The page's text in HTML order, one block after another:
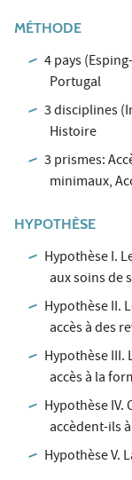
MÉTHODE
4 pays
Portugal
3 disciplines
Histoire
3 prismes:
minimaux,
HYPOTHÈSE
Hypothèse I.
aux soins de
Hypothèse II.
accès à des
Hypothèse
accès à la
Hypothèse
accèdent-ils
Hypothèse V.